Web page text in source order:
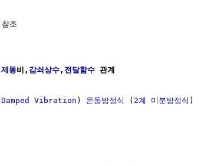
참조
제동비, 감쇠상수, 전달함수 관계
Damped Vibration ) 운동방정식 ( 2계 미분방정식 )